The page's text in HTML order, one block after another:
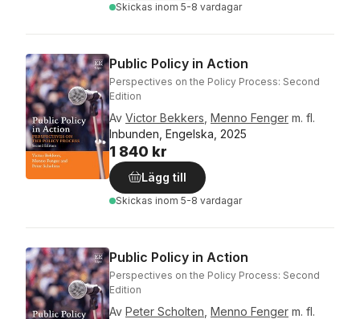
Skickas inom 5-8 vardagar
Public Policy in Action
Perspectives on the Policy Process: Second
Edition
Av Victor Bekkers Menno Fenger m. fl.
Inbunden, Engelska, 2025
1 840 kr
Lägg till
Skickas inom 5-8 vardagar
Public Policy in Action
Perspectives on the Policy Process: Second
Edition
Av Peter Scholten Menno Fenger m. fl.